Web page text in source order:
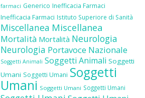
farmaci Generico Inefficacia Farmaci
Inefficacia Farmaci Istituto Superiore di Sanità
Miscellanea Miscellanea
Mortalità Mortalità Neurologia
Neurologia Portavoce Nazionale
Soggetti Animali Soggetti Animali Soggetti
Umani Soggetti Umani Soggetti
Umani Soggetti Umani Soggetti Umani